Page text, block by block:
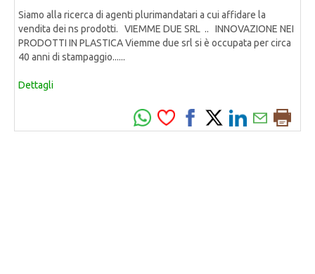
Siamo alla ricerca di agenti plurimandatari a cui affidare la
vendita dei ns prodotti. VIEMME DUE SRL .. INNOVAZIONE NEI
PRODOTTI IN PLASTICA Viemme due srl si è occupata per circa
40 anni di stampaggio......
Dettagli